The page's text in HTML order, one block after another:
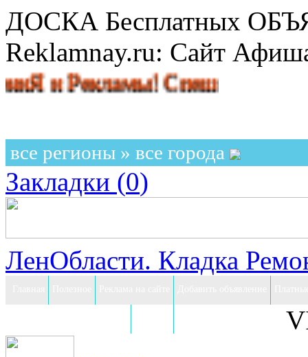
ДОСКА Бесплатных
Reklamnay.ru: Сайт
Рекламы! Спешите
все регионы » все города
Закладки (0)
ЛенОбласти. Кладка